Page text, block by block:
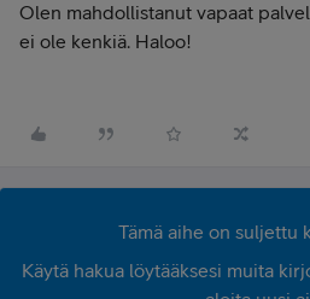
Olen mahdollistanut vapaat
ei ole kenkiä. Haloo!
Tämä aihe on suljettu
Käytä hakua löytääksesi muita